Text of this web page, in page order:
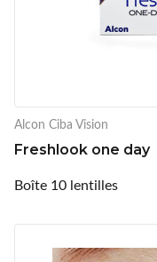
Alcon Ciba Vision
Freshlook one day
Boîte 10 lentilles